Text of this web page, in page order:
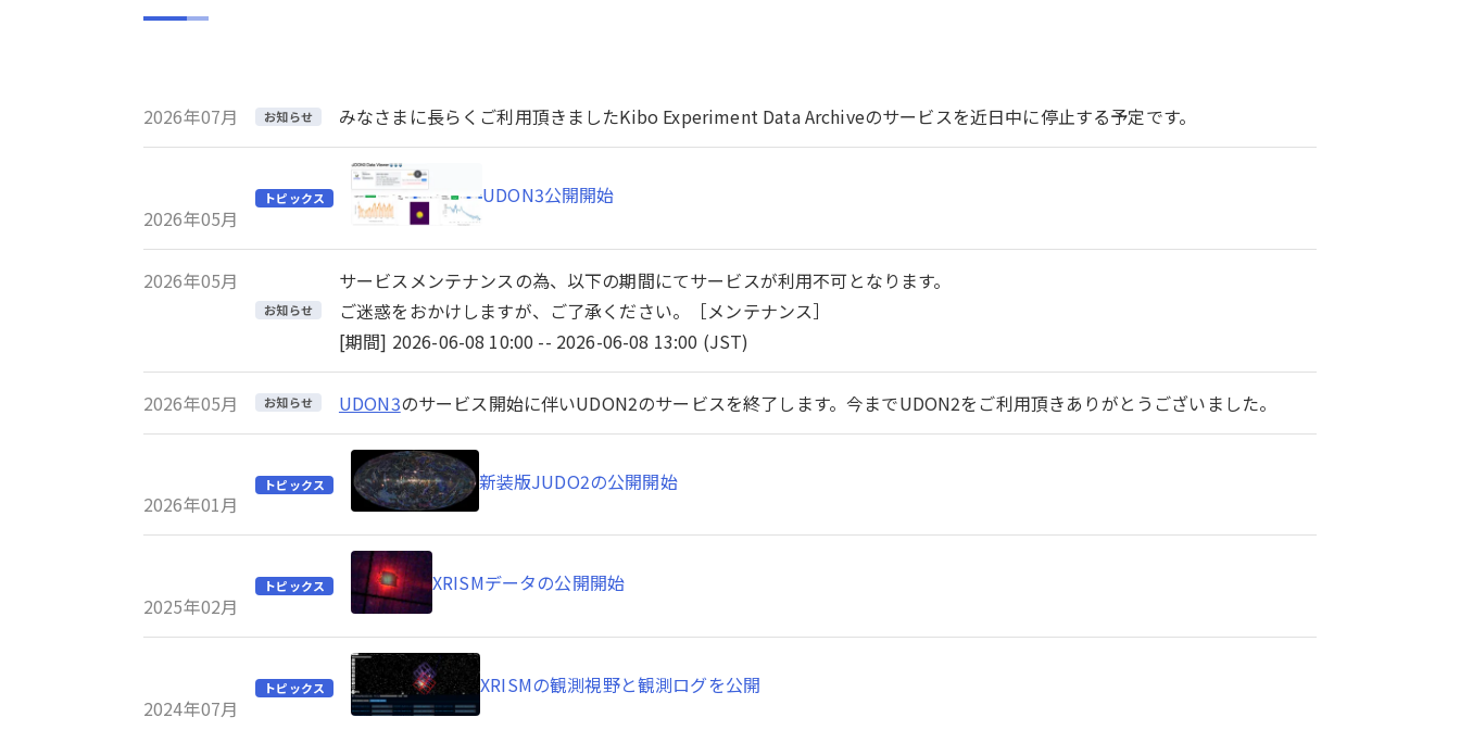
2026年07月 お知らせ みなさまに長らくご利用頂きましたKibo Experiment Data Archiveのサービスを近日中に停止する予定です。
2026年05月
トピックス UDON3公開開始
2026年05月
お知らせ
サービスメンテナンスの為、以下の期間にてサービスが利用不可となります。
ご迷惑をおかけしますが、ご了承ください。［メンテナンス］
[期間] 2026-06-08 10:00 -- 2026-06-08 13:00 (JST)
2026年05月 お知らせ UDON3のサービス開始に伴いUDON2のサービスを終了します。今までUDON2をご利用頂きありがとうございました。
2026年01月
トピックス 新装版JUDO2の公開開始
2025年02月
トピックス XRISMデータの公開開始
2024年07月
トピックス XRISMの観測視野と観測ログを公開